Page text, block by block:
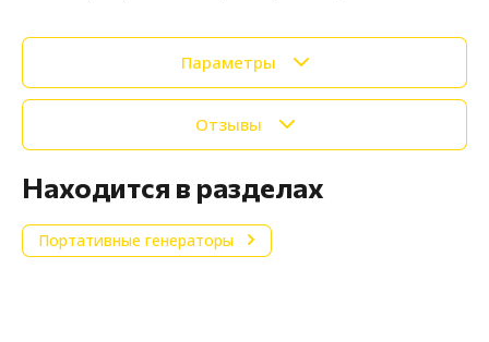
Параметры
Отзывы
Находится в разделах
Портативные генераторы